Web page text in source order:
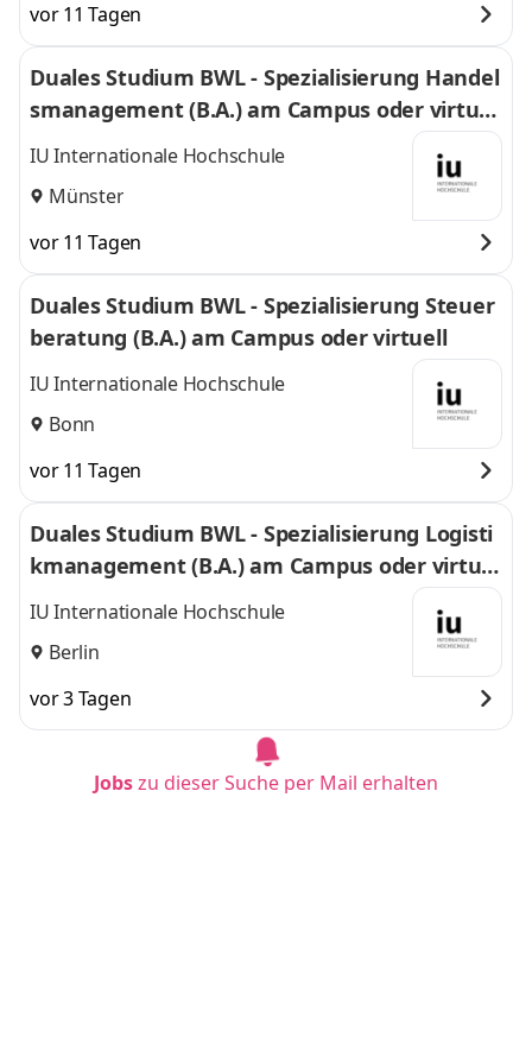
vor 11 Tagen
Duales Studium BWL - Spezialisierung Handel
smanagement (B.A.) am Campus oder virtuel
l
IU Internationale Hochschule
Münster
vor 11 Tagen
Duales Studium BWL - Spezialisierung Steuer
beratung (B.A.) am Campus oder virtuell
IU Internationale Hochschule
Bonn
vor 11 Tagen
Duales Studium BWL - Spezialisierung Logisti
kmanagement (B.A.) am Campus oder virtuel
l
IU Internationale Hochschule
Berlin
vor 3 Tagen
Jobszu dieser Suche per Mail erhalten